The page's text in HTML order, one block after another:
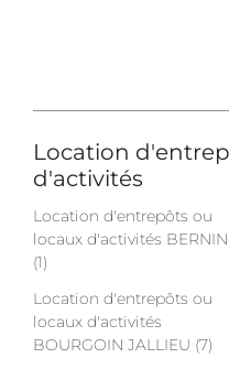
Location
d'activités
Location d'entrepôts ou
locaux d'activités BERNIN
(1)
Location d'entrepôts ou
locaux d'activités
BOURGOIN JALLIEU (7)